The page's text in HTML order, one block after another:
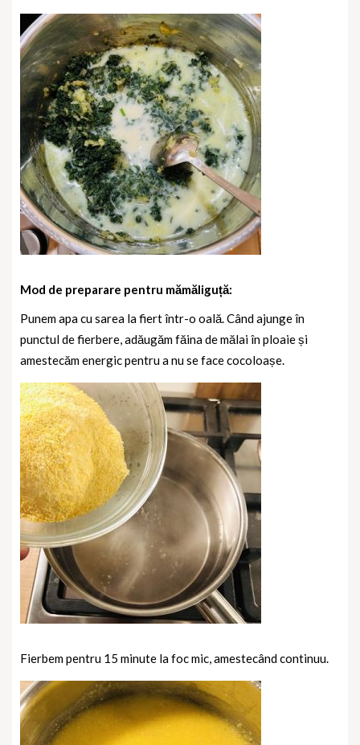
Mod de preparare pentru mămăliguță:
Punem apa cu sarea la fiert într-o oală. Când ajunge în
punctul de fierbere, adăugăm făina de mălai în ploaie și
amestecăm energic pentru a nu se face cocoloașe.
Fierbem pentru 15 minute la foc mic, amestecând continuu.